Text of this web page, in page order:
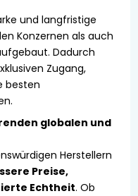
und langfristige
Konzernen als auch
Dadurch
Zugang,
besten
globalen und
Herstellern
Preise,
Echtheit. Ob